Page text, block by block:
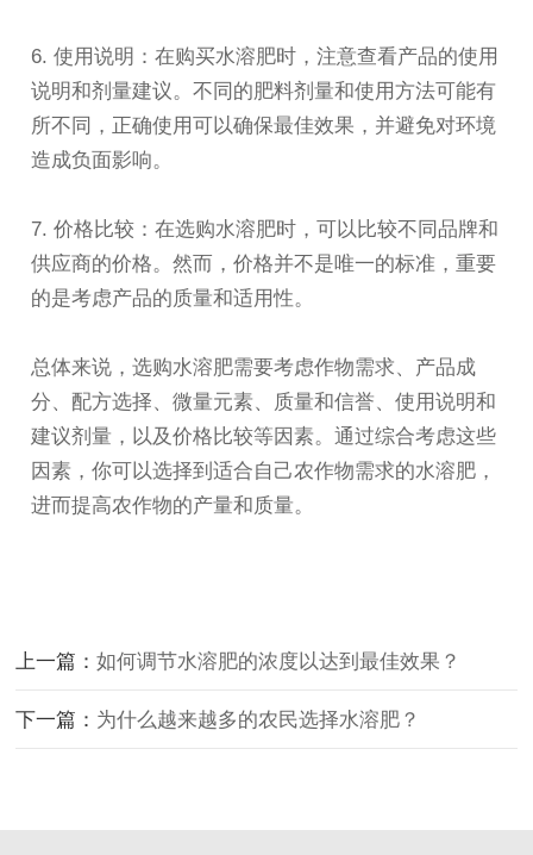
6. 使用说明：在购买水溶肥时，注意查看产品的使用
说明和剂量建议。不同的肥料剂量和使用方法可能有
所不同，正确使用可以确保最佳效果，并避免对环境
造成负面影响。
7. 价格比较：在选购水溶肥时，可以比较不同品牌和
供应商的价格。然而，价格并不是唯一的标准，重要
的是考虑产品的质量和适用性。
总体来说，选购水溶肥需要考虑作物需求、产品成
分、配方选择、微量元素、质量和信誉、使用说明和
建议剂量，以及价格比较等因素。通过综合考虑这些
因素，你可以选择到适合自己农作物需求的水溶肥，
进而提高农作物的产量和质量。
上一篇：如何调节水溶肥的浓度以达到最佳效果？
下一篇： 为什么越来越多的农民选择水溶肥？